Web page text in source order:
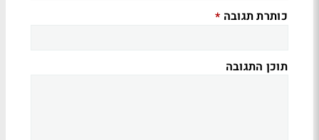
כותרת תגובה *
תוכן התגובה